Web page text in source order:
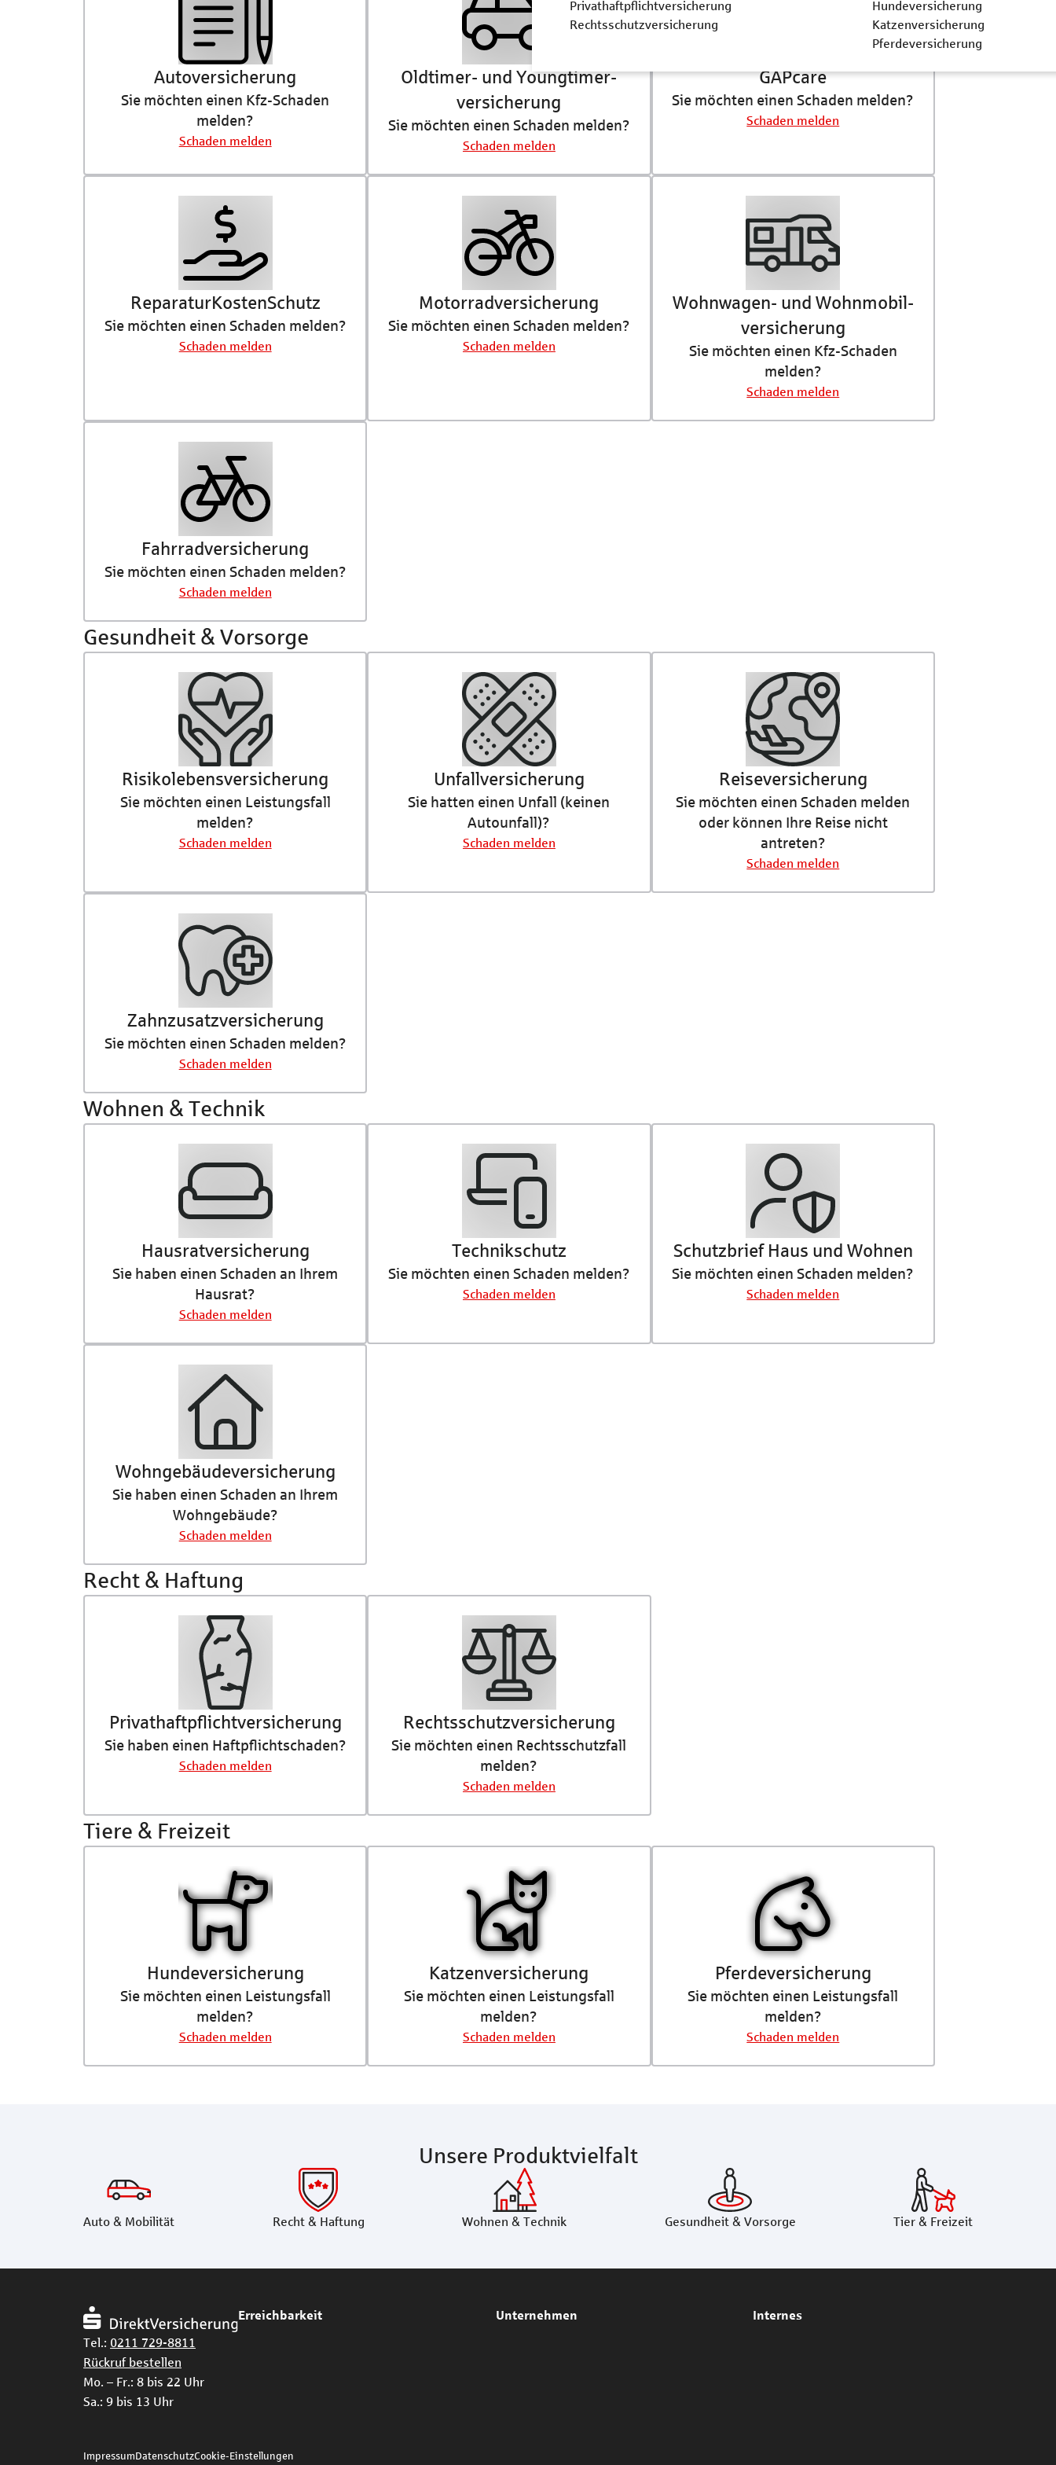
Privathaftpflichtversicherung
Rechtsschutzversicherung
Hundeversicherung
Katzenversicherung
Pferdeversicherung
Auto­versicherung
Sie möchten einen Kfz-Schaden
melden?
Schaden melden
Oldtimer- und Youngtimer­
versicherung
Sie möchten einen Schaden melden?
Schaden melden
GAPcare
Sie möchten einen Schaden melden?
Schaden melden
Reparatur­­­KostenSchutz
Sie möchten einen Schaden melden?
Schaden melden
Motorrad­versicherung
Sie möchten einen Schaden melden?
Schaden melden
Wohnwagen- und Wohnmobil­
versicherung
Sie möchten einen Kfz-Schaden
melden?
Schaden melden
Fahrradversicherung
Sie möchten einen Schaden melden?
Schaden melden
Gesundheit & Vorsorge
Risikolebens­­­­­versicherung
Sie möchten einen Leistungsfall
melden?
Schaden melden
Unfall­versicherung
Sie hatten einen Unfall (keinen
Autounfall)?
Schaden melden
Reise­versicherung
Sie möchten einen Schaden melden
oder können Ihre Reise nicht
antreten?
Schaden melden
Zahnzusatz­versicherung
Sie möchten einen Schaden melden?
Schaden melden
Wohnen & Technik
Hausrat­versicherung
Sie haben einen Schaden an Ihrem
Hausrat?
Schaden melden
Technikschutz
Sie möchten einen Schaden melden?
Schaden melden
Schutzbrief Haus und Wohnen
Sie möchten einen Schaden melden?
Schaden melden
Wohngebäude­versicherung
Sie haben einen Schaden an Ihrem
Wohngebäude?
Schaden melden
Recht & Haftung
Privathaftpflicht­­versicherung
Sie haben einen Haftpflichtschaden?
Schaden melden
Rechtsschutz­­versicherung
Sie möchten einen Rechtsschutzfall
melden?
Schaden melden
Tiere & Freizeit
Hundeversicherung
Sie möchten einen Leistungsfall
melden?
Schaden melden
Katzenversicherung
Sie möchten einen Leistungsfall
melden?
Schaden melden
Pferdeversicherung
Sie möchten einen Leistungsfall
melden?
Schaden melden
Unsere Produktvielfalt
Auto & Mobilität Recht & Haftung Wohnen & Technik Gesundheit & Vorsorge Tier & Freizeit
Tel.: 0211 729-8811
Rückruf bestellen
Mo. – Fr.: 8 bis 22 Uhr
Sa.: 9 bis 13 Uhr
Erreichbarkeit Unternehmen Internes
ImpressumDatenschutzCookie-Einstellungen